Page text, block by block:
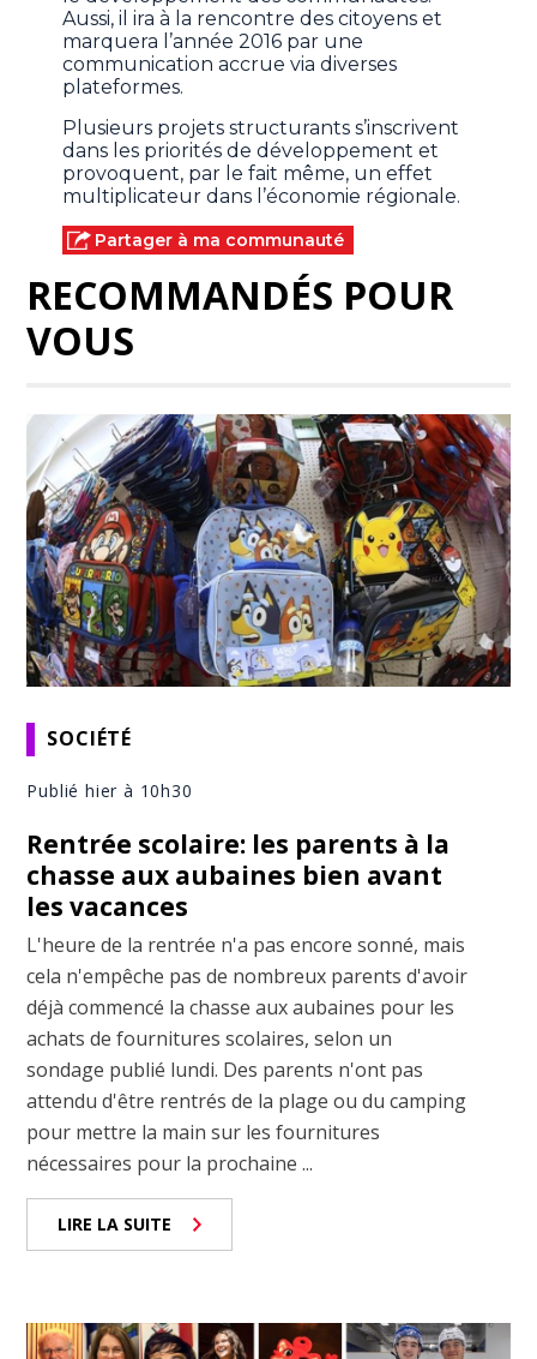
Aussi, il ira à la rencontre des citoyens et
marquera l’année 2016 par une
communication accrue via diverses
plateformes.
Plusieurs projets structurants s’inscrivent
dans les priorités de développement et
provoquent, par le fait même, un effet
multiplicateur dans l’économie régionale.
Partager à ma communauté
RECOMMANDÉS POUR
VOUS
SOCIÉTÉ
Publié hier à 10h30
Rentrée scolaire: les parents à la
chasse aux aubaines bien avant
les vacances
L'heure de la rentrée n'a pas encore sonné, mais
cela n'empêche pas de nombreux parents d'avoir
déjà commencé la chasse aux aubaines pour les
achats de fournitures scolaires, selon un
sondage publié lundi. Des parents n'ont pas
attendu d'être rentrés de la plage ou du camping
pour mettre la main sur les fournitures
nécessaires pour la prochaine ...
LIRE LA SUITE